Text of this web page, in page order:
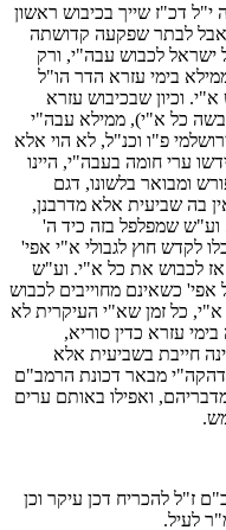
דכ"ז שייך בכיבוש ראשון
אבל לבתר שפקעה קדושתה
ישראל לכבוש עבה"י, ורק
בימי עזרא הדר הו"ל
וכיון שבכיבוש עזרא
כל א"י), ממילא עבה"י
פ"ו וכנ"ל, לא הוי אלא
ערי חומה בעבה"י, היינו
ומבואר בלשונו, דגם
בה שביעית אלא מדרבנן,
וע"ש שמפלפל בזה כיד ה'
לקדש חוץ לגבולי א"י אפי'
אז לכבוש את כל א"י. וע"ש
כשאינם מחוייבים לכבוש
כל זמן שא"י העיקרית לא
עזרא כדין סוריא,
חייבת בשביעית אלא
מבאר דכונת הרמב"ם
ואפילו באותם ערים
ז"ל להכריח דכן עיקר וכן
לעיל.